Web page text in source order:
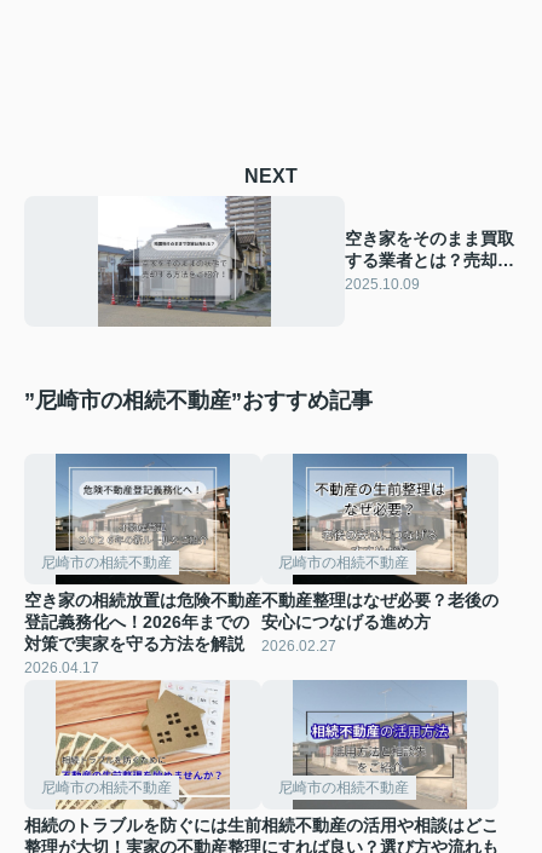
NEXT
空き家をそのまま買取
する業者とは？売却ま
での流れや選び方も紹
2025.10.09
”尼崎市の相続不動産”おすすめ記事
尼崎市の相続不動産
空き家の相続放置は危険不動産
登記義務化へ！2026年までの
対策で実家を守る方法を解説
2026.04.17
尼崎市の相続不動産
不動産整理はなぜ必要？老後の
安心につなげる進め方
2026.02.27
尼崎市の相続不動産
相続のトラブルを防ぐには生前
整理が大切！実家の不動産整理
尼崎市の相続不動産
相続不動産の活用や相談はどこ
にすれば良い？選び方や流れも